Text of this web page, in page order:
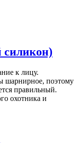
к лицу.
шарнирное, поэтому
правильный.
охотника и